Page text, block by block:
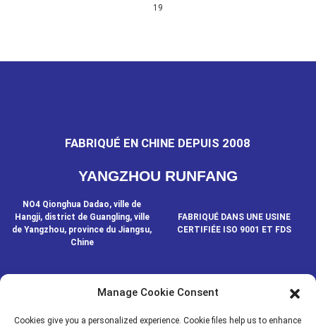
19
FABRIQUÉ EN CHINE DEPUIS 2008
YANGZHOU RUNFANG
NO4 Qionghua Dadao, ville de
Hangji, district de Guangling, ville
de Yangzhou, province du Jiangsu,
Chine
FABRIQUÉ DANS UNE USINE
CERTIFIÉE ISO 9001 ET FDS
CONTACTEZ-NOUS
Manage Cookie Consent
Cookies give you a personalized experience. Cookie files help us to enhance